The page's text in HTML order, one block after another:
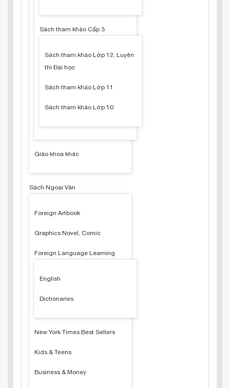
Sách tham khảo Cấp 3
Sách tham khảo Lớp 12, Luyện
thi Đại học
Sách tham khảo Lớp 11
Sách tham khảo Lớp 10
Giáo khoa khác
Sách Ngoại Văn
Foreign Artbook
Graphics Novel, Comic
Foreign Language Learning
English
Dictionaries
New York Times Best Sellers
Kids & Teens
Business & Money